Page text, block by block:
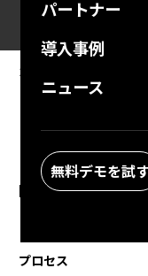
パートナー
導入事例
ニュース
無料デモを試
2024/07/12
FAQ：更新時に
回答
プロセス